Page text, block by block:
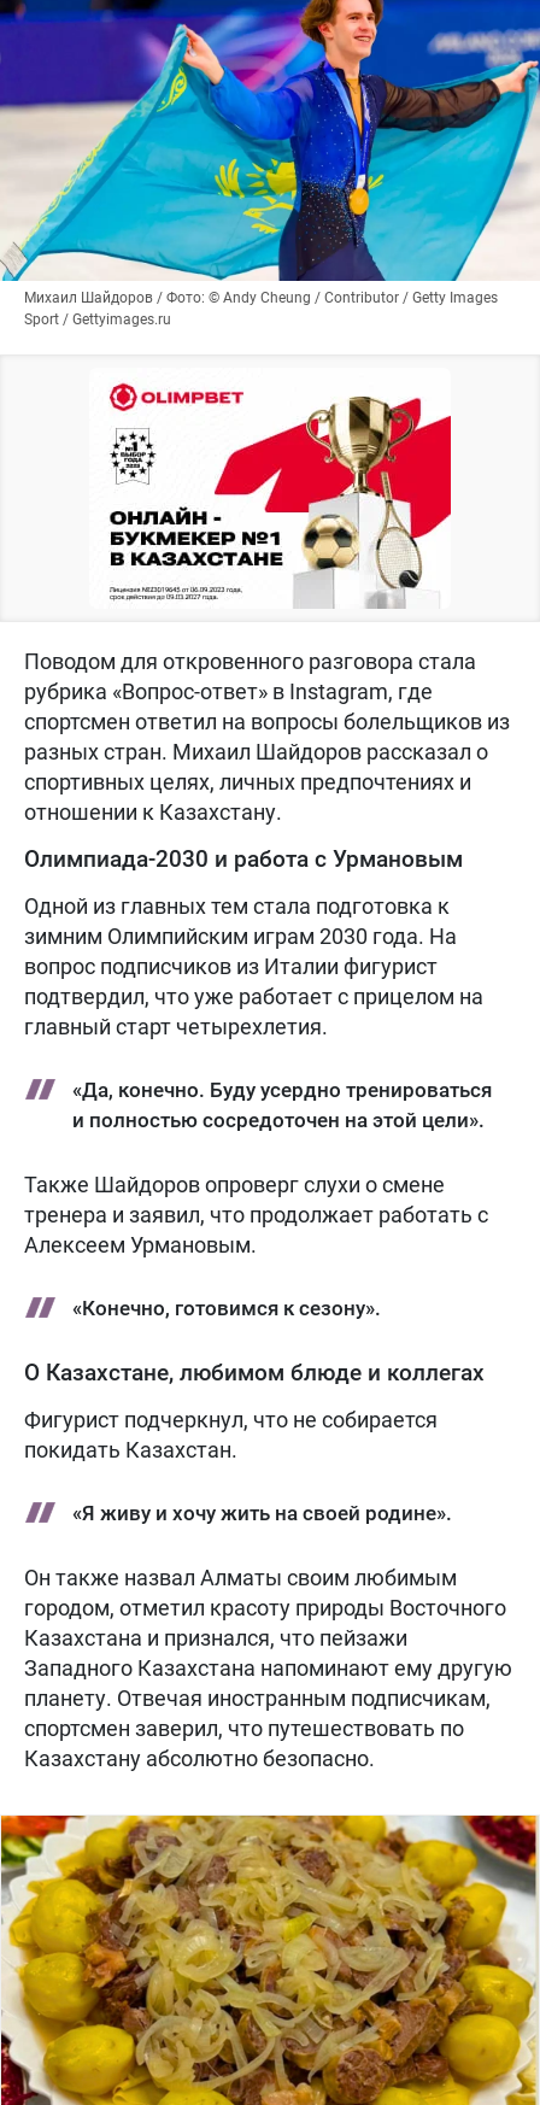
Михаил Шайдоров / Фото: © Andy Cheung / Contributor / Getty Images
Sport / Gettyimages.ru
Поводом для откровенного разговора стала
рубрика «Вопрос-ответ» в Instagram, где
спортсмен ответил на вопросы болельщиков из
разных стран. Михаил Шайдоров рассказал о
спортивных целях, личных предпочтениях и
отношении к Казахстану.
Олимпиада-2030 и работа с Урмановым
Одной из главных тем стала подготовка к
зимним Олимпийским играм 2030 года. На
вопрос подписчиков из Италии фигурист
подтвердил, что уже работает с прицелом на
главный старт четырехлетия.
«Да, конечно. Буду усердно тренироваться
и полностью сосредоточен на этой цели».
Также Шайдоров опроверг слухи о смене
тренера и заявил, что продолжает работать с
Алексеем Урмановым.
«Конечно, готовимся к сезону».
О Казахстане, любимом блюде и коллегах
Фигурист подчеркнул, что не собирается
покидать Казахстан.
«Я живу и хочу жить на своей родине».
Он также назвал Алматы своим любимым
городом, отметил красоту природы Восточного
Казахстана и признался, что пейзажи
Западного Казахстана напоминают ему другую
планету. Отвечая иностранным подписчикам,
спортсмен заверил, что путешествовать по
Казахстану абсолютно безопасно.